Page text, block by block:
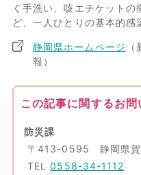
く手洗い、咳エチケット
ど、一人ひとりの基本的感
静岡県ホームページ
報）
この記事に関するお問
防災課
〒413-0595 静岡県賀
TEL0558-34-1112